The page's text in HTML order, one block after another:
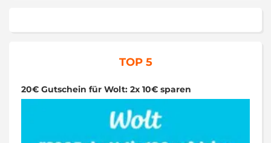
TOP 5
20€ Gutschein für Wolt: 2x 10€ sparen